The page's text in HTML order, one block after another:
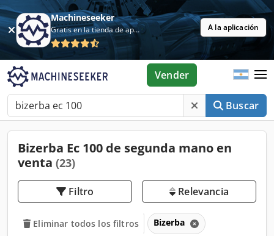
Machineseeker
Gratis en la tienda de aplicaciones A la aplicación
Buscar
Vender
Bizerba Ec 100 de segunda mano en
venta (23)
Filtro Relevancia
Eliminar todos los filtros Bizerba